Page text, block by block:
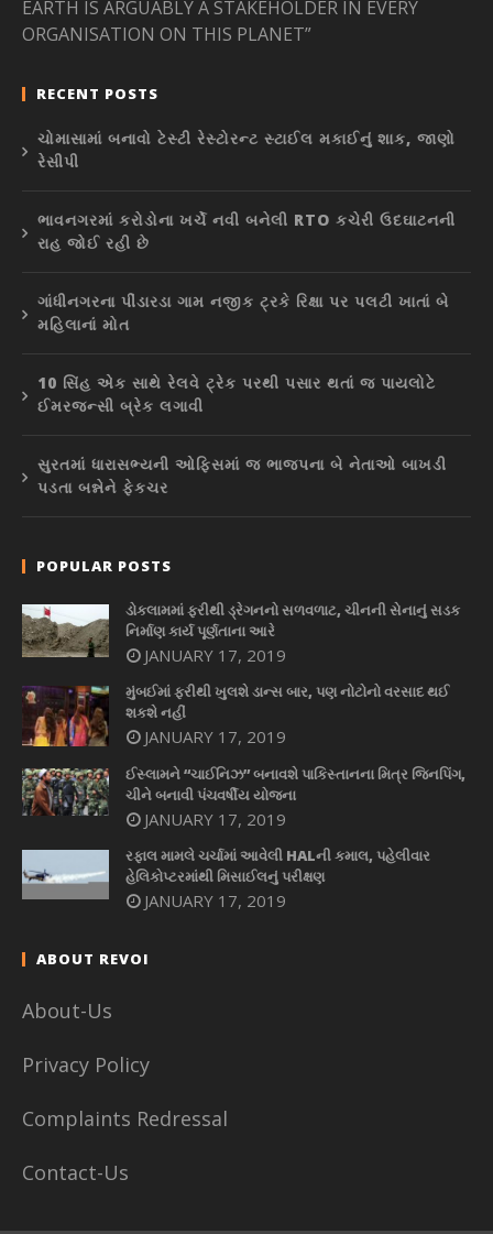
EARTH IS ARGUABLY A STAKEHOLDER IN EVERY
ORGANISATION ON THIS PLANET”
RECENT POSTS
ચોમાસામાં બનાવો ટેસ્ટી રેસ્ટોરન્ટ સ્ટાઈલ મકાઈનું શાક, જાણો
રેસીપી
ભાવનગરમાં કરોડોના ખર્ચે નવી બનેલી RTO કચેરી ઉદઘાટનની
રાહ જોઈ રહી છે
ગાંધીનગરના પીંડારડા ગામ નજીક ટ્રકે રિક્ષા પર પલટી ખાતાં બે
મહિલાનાં મોત
10 સિંહ એક સાથે રેલવે ટ્રેક પરથી પસાર થતાં જ પાયલોટે
ઈમરજન્સી બ્રેક લગાવી
સુરતમાં ધારાસભ્યની ઓફિસમાં જ ભાજપના બે નેતાઓ બાખડી
પડતા બન્નેને ફેકચર
POPULAR POSTS
ડોકલામમાં ફરીથી ડ્રેગનનો સળવળાટ, ચીનની સેનાનું સડક
નિર્માણ કાર્ય પૂર્ણતાના આરે
JANUARY 17, 2019
મુંબઈમાં ફરીથી ખુલશે ડાન્સ બાર, પણ નોટોનો વરસાદ થઈ
શકશે નહીં
JANUARY 17, 2019
ઈસ્લામને “ચાઈનિઝ” બનાવશે પાકિસ્તાનના મિત્ર જિનપિંગ,
ચીને બનાવી પંચવર્ષીય યોજના
JANUARY 17, 2019
રફાલ મામલે ચર્ચામાં આવેલી HALની કમાલ, પહેલીવાર
હેલિકોપ્ટરમાંથી મિસાઈલનું પરીક્ષણ
JANUARY 17, 2019
ABOUT REVOI
About-Us
Privacy Policy
Complaints Redressal
Contact-Us